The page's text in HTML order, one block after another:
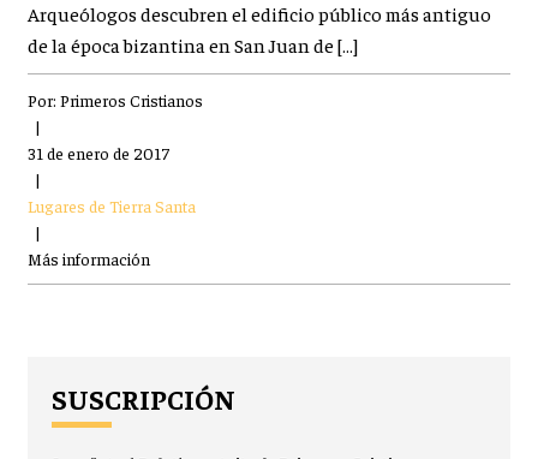
Arqueólogos descubren el edificio público más antiguo
de la época bizantina en San Juan de […]
Por: Primeros Cristianos
|
31 de enero de 2017
|
Lugares de Tierra Santa
|
Más información
SUSCRIPCIÓN